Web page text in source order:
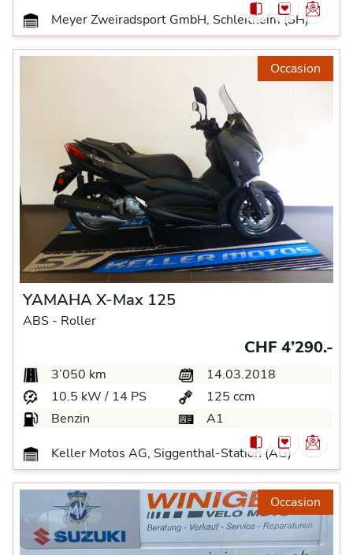
Meyer Zweiradsport GmbH, Schleitheim (SH)
Occasion
YAMAHA X-Max 125
ABS - Roller
CHF 4’290.-
3’050 km
14.03.2018
10.5 kW / 14 PS
125 ccm
Benzin
A1
Keller Motos AG, Siggenthal-Station (AG)
Occasion